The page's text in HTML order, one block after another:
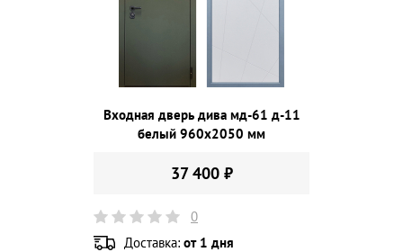
Входная дверь дива мд-61 д-11
белый 960х2050 мм
37 400 ₽
0
Доставка: от 1 дня